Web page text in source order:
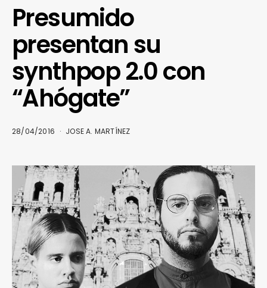
Presumido
presentan su
synthpop 2.0 con
“Ahógate”
28/04/2016 JOSE A. MARTÍNEZ